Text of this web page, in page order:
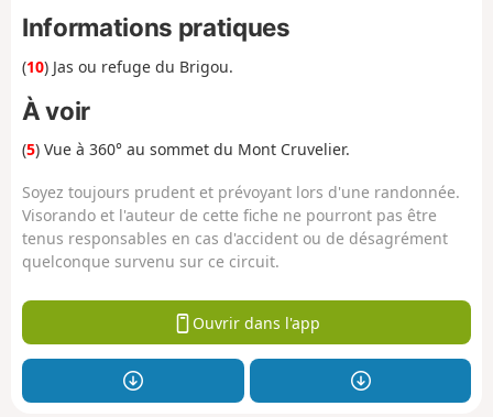
Informations pratiques
(10) Jas ou refuge du Brigou.
À voir
(5) Vue à 360° au sommet du Mont Cruvelier.
Soyez toujours prudent et prévoyant lors d'une randonnée.
Visorando et l'auteur de cette fiche ne pourront pas être
tenus responsables en cas d'accident ou de désagrément
quelconque survenu sur ce circuit.
Ouvrir dans l'app